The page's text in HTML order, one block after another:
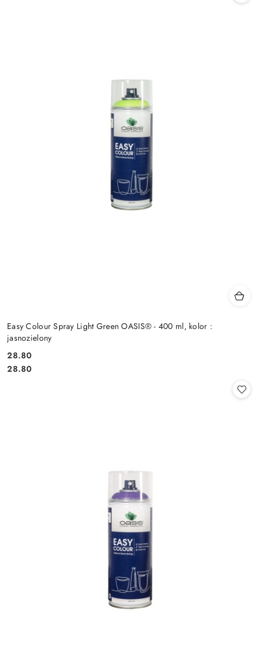
Easy Colour Spray Light Green OASIS® - 400 ml, kolor :
jasnozielony
Cena:
28.80
Cena:
28.80